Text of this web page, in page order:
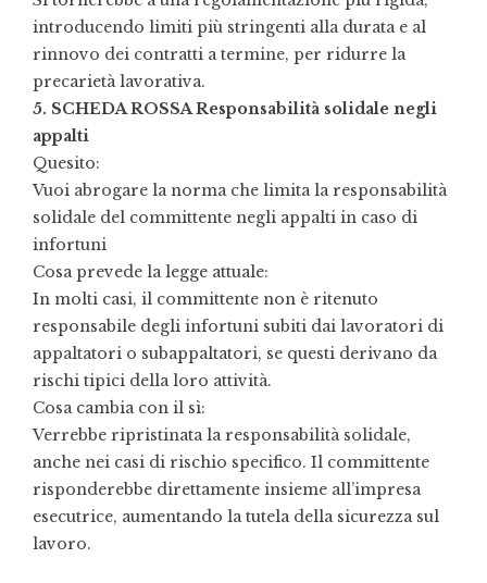
introducendo limiti più stringenti alla durata e al
rinnovo dei contratti a termine, per ridurre la
precarietà lavorativa.
5. SCHEDA ROSSA Responsabilità solidale negli
appalti
Quesito:
Vuoi abrogare la norma che limita la responsabilità
solidale del committente negli appalti in caso di
infortuni
Cosa prevede la legge attuale:
In molti casi, il committente non è ritenuto
responsabile degli infortuni subiti dai lavoratori di
appaltatori o subappaltatori, se questi derivano da
rischi tipici della loro attività.
Cosa cambia con il sì:
Verrebbe ripristinata la responsabilità solidale,
anche nei casi di rischio specifico. Il committente
risponderebbe direttamente insieme all’impresa
esecutrice, aumentando la tutela della sicurezza sul
lavoro.